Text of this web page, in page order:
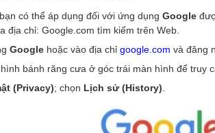
có thể áp dụng đối với ứng dụng Google
địa chỉ: Google.com tìm kiếm trên Web.
Googlehoặc vào địa chỉ google.com và đăng
bánh răng cưa ở góc trái màn hình để truy
(Privacy); chọn Lịch sử (History)